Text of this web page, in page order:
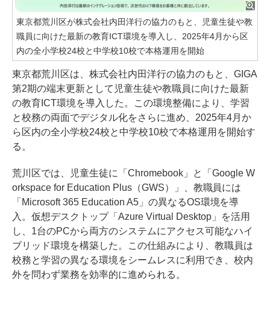
東京都荒川区が株式会社内田洋行の協力のもと、児童生徒や教
職員に向けた最新の教育ICT環境を導入し、2025年4月から区
内の全小学校24校と中学校10校で本格運用を開始
東京都荒川区は、株式会社内田洋行の協力のもと、GIGA
第2期の端末更新として児童生徒や教職員に向けた最新
の教育ICT環境を導入した。この環境整備により、学習
と校務の両面でデジタル化をさらに進め、2025年4月か
ら区内の全小学校24校と中学校10校で本格運用を開始す
る。
荒川区では、児童生徒に「Chromebook」と「Google W
orkspace for Education Plus（GWS）」、教職員には
「Microsoft 365 Education A5」の異なるOS環境を導
入。仮想デスクトップ「Azure Virtual Desktop」を活用
し、1台のPCから両方のシステムにアクセス可能なハイ
ブリッド環境を構築した。この仕組みにより、教職員は
校務と学習の異なる環境をシームレスに利用でき、校内
外を問わず業務を効率的に進められる。